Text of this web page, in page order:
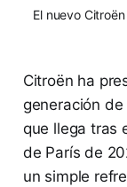
El nuevo
Citroën ha
generación
que llega tras
de París de
un simple